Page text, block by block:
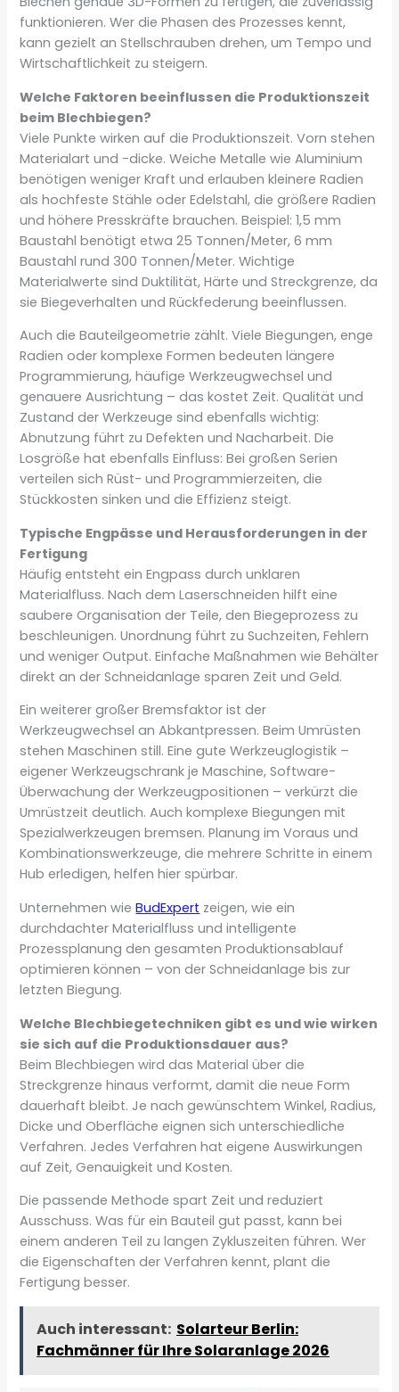
funktionieren. Wer die Phasen des Prozesses kennt,
kann gezielt an Stellschrauben drehen, um Tempo und
Wirtschaftlichkeit zu steigern.
Welche Faktoren beeinflussen die Produktionszeit
beim Blechbiegen?
Viele Punkte wirken auf die Produktionszeit. Vorn stehen
Materialart und -dicke. Weiche Metalle wie Aluminium
benötigen weniger Kraft und erlauben kleinere Radien
als hochfeste Stähle oder Edelstahl, die größere Radien
und höhere Presskräfte brauchen. Beispiel: 1,5 mm
Baustahl benötigt etwa 25 Tonnen/Meter, 6 mm
Baustahl rund 300 Tonnen/Meter. Wichtige
Materialwerte sind Duktilität, Härte und Streckgrenze, da
sie Biegeverhalten und Rückfederung beeinflussen.
Auch die Bauteilgeometrie zählt. Viele Biegungen, enge
Radien oder komplexe Formen bedeuten längere
Programmierung, häufige Werkzeugwechsel und
genauere Ausrichtung – das kostet Zeit. Qualität und
Zustand der Werkzeuge sind ebenfalls wichtig:
Abnutzung führt zu Defekten und Nacharbeit. Die
Losgröße hat ebenfalls Einfluss: Bei großen Serien
verteilen sich Rüst- und Programmierzeiten, die
Stückkosten sinken und die Effizienz steigt.
Typische Engpässe und Herausforderungen in der
Fertigung
Häufig entsteht ein Engpass durch unklaren
Materialfluss. Nach dem Laserschneiden hilft eine
saubere Organisation der Teile, den Biegeprozess zu
beschleunigen. Unordnung führt zu Suchzeiten, Fehlern
und weniger Output. Einfache Maßnahmen wie Behälter
direkt an der Schneidanlage sparen Zeit und Geld.
Ein weiterer großer Bremsfaktor ist der
Werkzeugwechsel an Abkantpressen. Beim Umrüsten
stehen Maschinen still. Eine gute Werkzeuglogistik –
eigener Werkzeugschrank je Maschine, Software-
Überwachung der Werkzeugpositionen – verkürzt die
Umrüstzeit deutlich. Auch komplexe Biegungen mit
Spezialwerkzeugen bremsen. Planung im Voraus und
Kombinationswerkzeuge, die mehrere Schritte in einem
Hub erledigen, helfen hier spürbar.
Unternehmen wie BudExpert zeigen, wie ein
durchdachter Materialfluss und intelligente
Prozessplanung den gesamten Produktionsablauf
optimieren können – von der Schneidanlage bis zur
letzten Biegung.
Welche Blechbiegetechniken gibt es und wie wirken
sie sich auf die Produktionsdauer aus?
Beim Blechbiegen wird das Material über die
Streckgrenze hinaus verformt, damit die neue Form
dauerhaft bleibt. Je nach gewünschtem Winkel, Radius,
Dicke und Oberfläche eignen sich unterschiedliche
Verfahren. Jedes Verfahren hat eigene Auswirkungen
auf Zeit, Genauigkeit und Kosten.
Die passende Methode spart Zeit und reduziert
Ausschuss. Was für ein Bauteil gut passt, kann bei
einem anderen Teil zu langen Zykluszeiten führen. Wer
die Eigenschaften der Verfahren kennt, plant die
Fertigung besser.
Auch interessant: Solarteur Berlin:
Fachmänner für Ihre Solaranlage 2026